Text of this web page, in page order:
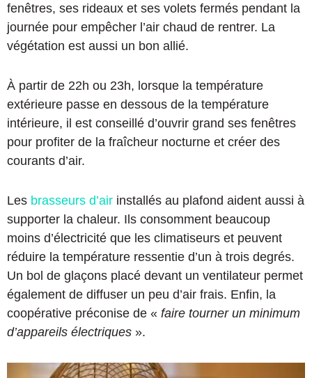
fenêtres, ses rideaux et ses volets fermés pendant la
journée pour empêcher l’air chaud de rentrer. La
végétation est aussi un bon allié.
À partir de 22h ou 23h, lorsque la température
extérieure passe en dessous de la température
intérieure, il est conseillé d’ouvrir grand ses fenêtres
pour profiter de la fraîcheur nocturne et créer des
courants d’air.
Les brasseurs d’air installés au plafond aident aussi à
supporter la chaleur. Ils consomment beaucoup
moins d’électricité que les climatiseurs et peuvent
réduire la température ressentie d’un à trois degrés.
Un bol de glaçons placé devant un ventilateur permet
également de diffuser un peu d’air frais. Enfin, la
coopérative préconise de « faire tourner un minimum
d’appareils électriques ».